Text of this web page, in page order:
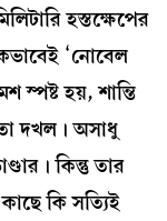
হস্তক্ষেপের
‘নোবেল
স্পষ্ট হয়, শান্তি
দখল। অসাধু
কিন্তু তার
কি সত্যিই